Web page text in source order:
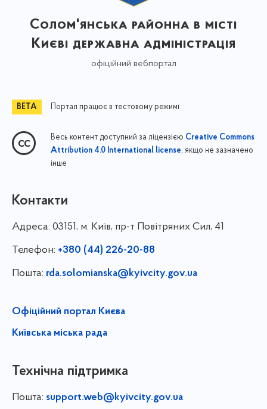
Солом'янська районна в місті
Києві державна адміністрація
офіційний вебпортал
Портал працює в тестовому режимі
Весь контент доступний за ліцензією Creative Commons
Attribution 4.0 International license, якщо не зазначено
інше
Контакти
Адреса: 03151, м. Київ, пр-т Повітряних Сил, 41
Телефон: +380 (44) 226-20-88
Пошта: rda.solomianska@kyivcity.gov.ua
Офіційний портал Києва
Київська міська рада
Технічна підтримка
Пошта: support.web@kyivcity.gov.ua